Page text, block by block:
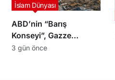
ABD’nin “Barış
Konseyi”, Gazze
Şeridi’nin güneyinde ilk
İslam Dünyası
3 gün önce